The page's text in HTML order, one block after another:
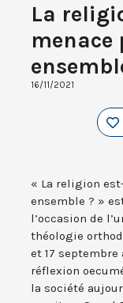
La
menace
16/11/2021
« La religion
ensemble ? »
l’occasion de
théologie
et 17
réflexion
la société